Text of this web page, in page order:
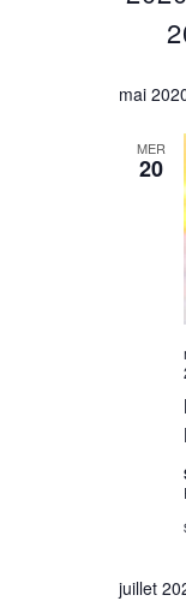
une
mai
MER
20
juillet